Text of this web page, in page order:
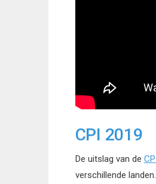
CPI 2019
De uitslag van de
verschillende